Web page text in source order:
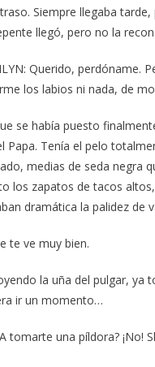
Siempre llegaba
llegó, pero no la
Querido, perdóname.
los labios ni nada, de
se había puesto
Papa. Tenía el pelo
medias de seda negra
los zapatos de tacos
dramática la palidez de
te ve muy bien.
la uña del pulgar, ya
ir un momento…
tomarte una píldora? ¡No!